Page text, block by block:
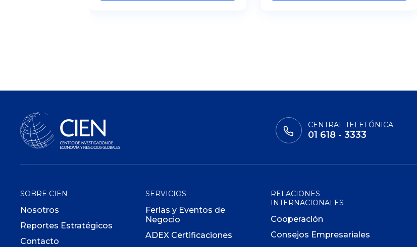
CENTRAL TELEFÓNICA
01 618 - 3333
SOBRE CIEN
Nosotros
Reportes Estratégicos
Contacto
SERVICIOS
Ferias y Eventos de
Negocio
ADEX Certificaciones
RELACIONES
INTERNACIONALES
Cooperación
Consejos Empresariales